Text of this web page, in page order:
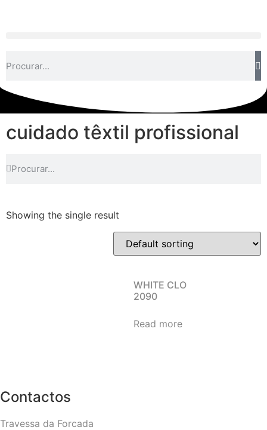
cuidado têxtil profissional
Showing the single result
WHITE CLO
2090
Read more
Contactos
Travessa da Forcada